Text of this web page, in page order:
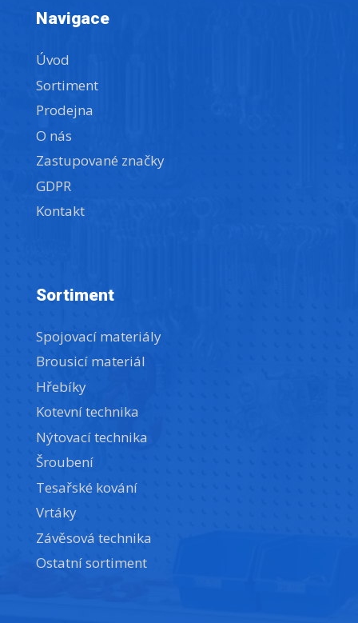
Navigace
Úvod
Sortiment
Prodejna
O nás
Zastupované značky
GDPR
Kontakt
Sortiment
Spojovací materiály
Brousicí materiál
Hřebíky
Kotevní technika
Nýtovací technika
Šroubení
Tesařské kování
Vrtáky
Závěsová technika
Ostatní sortiment